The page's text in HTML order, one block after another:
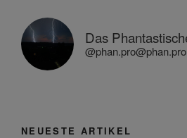
@phan.pro@phan.pro
NEUESTE ARTIKEL